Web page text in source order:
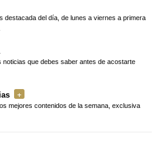
destacada del día, de lunes a viernes a primera
noticias que debes saber antes de acostarte
mejores contenidos de la semana, exclusiva